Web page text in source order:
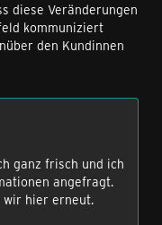
diese Veränderungen
kommuniziert
den Kundinnen
ganz frisch und ich
angefragt.
wir hier erneut.